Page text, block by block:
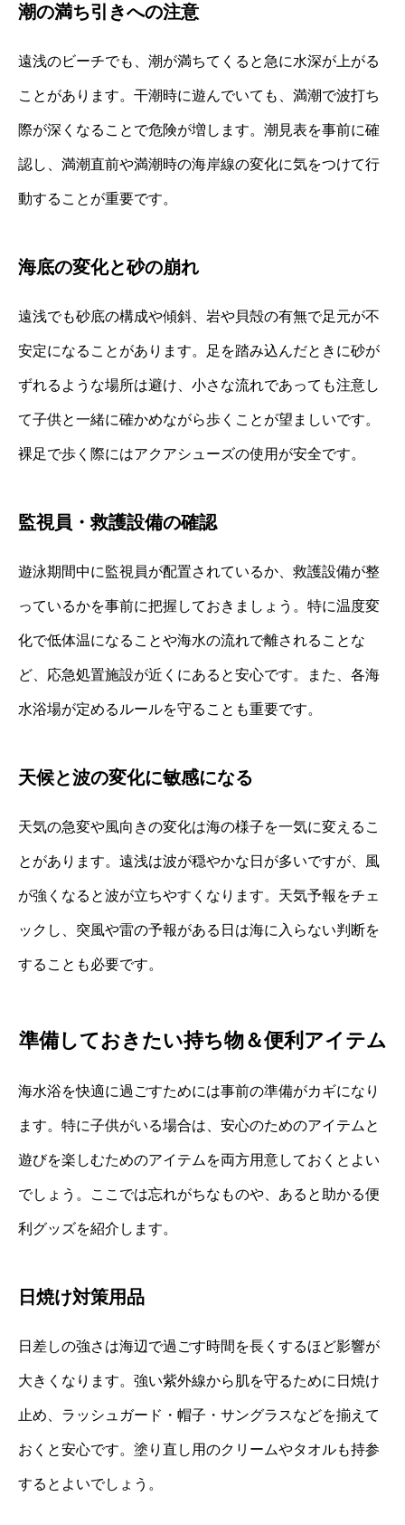
潮の満ち引きへの注意
遠浅のビーチでも、潮が満ちてくると急に水深が上がる
ことがあります。干潮時に遊んでいても、満潮で波打ち
際が深くなることで危険が増します。潮見表を事前に確
認し、満潮直前や満潮時の海岸線の変化に気をつけて行
動することが重要です。
海底の変化と砂の崩れ
遠浅でも砂底の構成や傾斜、岩や貝殻の有無で足元が不
安定になることがあります。足を踏み込んだときに砂が
ずれるような場所は避け、小さな流れであっても注意し
て子供と一緒に確かめながら歩くことが望ましいです。
裸足で歩く際にはアクアシューズの使用が安全です。
監視員・救護設備の確認
遊泳期間中に監視員が配置されているか、救護設備が整
っているかを事前に把握しておきましょう。特に温度変
化で低体温になることや海水の流れで離されることな
ど、応急処置施設が近くにあると安心です。また、各海
水浴場が定めるルールを守ることも重要です。
天候と波の変化に敏感になる
天気の急変や風向きの変化は海の様子を一気に変えるこ
とがあります。遠浅は波が穏やかな日が多いですが、風
が強くなると波が立ちやすくなります。天気予報をチェ
ックし、突風や雷の予報がある日は海に入らない判断を
することも必要です。
準備しておきたい持ち物＆便利アイテム
海水浴を快適に過ごすためには事前の準備がカギになり
ます。特に子供がいる場合は、安心のためのアイテムと
遊びを楽しむためのアイテムを両方用意しておくとよい
でしょう。ここでは忘れがちなものや、あると助かる便
利グッズを紹介します。
日焼け対策用品
日差しの強さは海辺で過ごす時間を長くするほど影響が
大きくなります。強い紫外線から肌を守るために日焼け
止め、ラッシュガード・帽子・サングラスなどを揃えて
おくと安心です。塗り直し用のクリームやタオルも持参
するとよいでしょう。